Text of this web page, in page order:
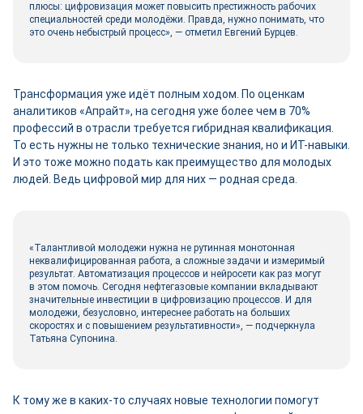
плюсы: цифровизация может повысить престижность рабочих
специальностей среди молодёжи. Правда, нужно понимать, что
это очень небыстрый процесс», — отметил Евгений Бурцев.
Трансформация уже идёт полным ходом. По оценкам
аналитиков «Апрайт», на сегодня уже более чем в 70%
профессий в отрасли требуется гибридная квалификация.
То есть нужны не только технические знания, но и ИТ-навыки.
И это тоже можно подать как преимущество для молодых
людей. Ведь цифровой мир для них — родная среда.
«Талантливой молодежи нужна не рутинная монотонная
неквалифицированная работа, а сложные задачи и измеримый
результат. Автоматизация процессов и нейросети как раз могут
в этом помочь. Сегодня нефтегазовые компании вкладывают
значительные инвестиции в цифровизацию процессов. И для
молодежи, безусловно, интереснее работать на больших
скоростях и с повышением результативности», — подчеркнула
Татьяна Супонина.
К тому же в каких‑то случаях новые технологии помогут